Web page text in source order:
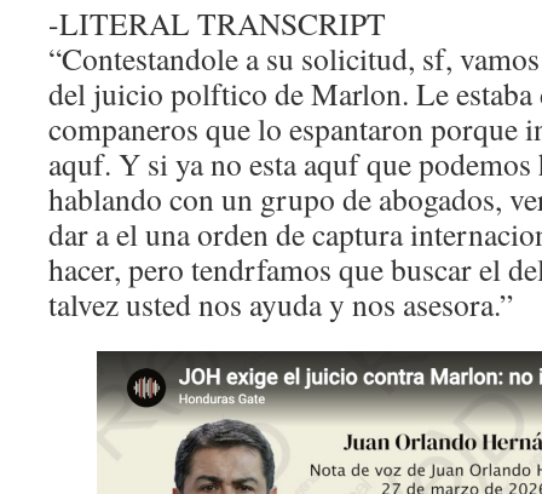
-LITERAL TRANSCRIPT
“Contestandole a su solicitud, sf,
del juicio polftico de Marlon. Le estaba
companeros que lo espantaron porque
aquf. Y si ya no esta aquf que podemos
hablando con un grupo de abogados,
dar a el una orden de captura
hacer, pero tendrfamos que buscar el
talvez usted nos ayuda y nos asesora.”